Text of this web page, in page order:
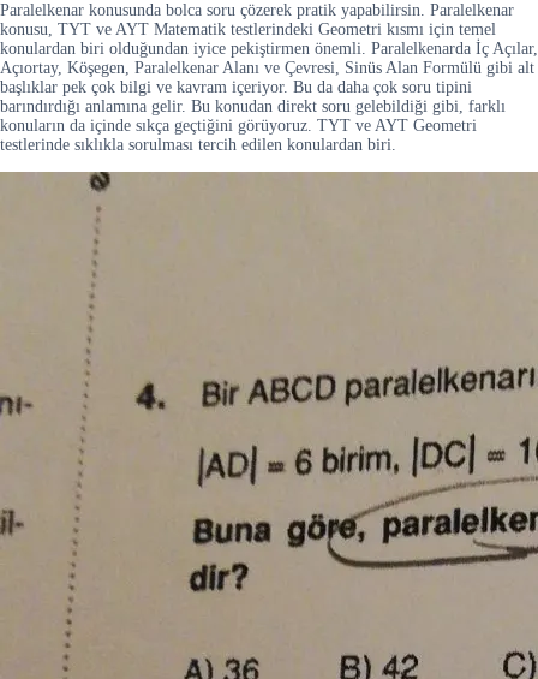
Paralelkenar konusunda bolca soru çözerek pratik yapabilirsin. Paralelkenar
konusu, TYT ve AYT Matematik testlerindeki Geometri kısmı için temel
konulardan biri olduğundan iyice pekiştirmen önemli. Paralelkenarda İç Açılar,
Açıortay, Köşegen, Paralelkenar Alanı ve Çevresi, Sinüs Alan Formülü gibi alt
başlıklar pek çok bilgi ve kavram içeriyor. Bu da daha çok soru tipini
barındırdığı anlamına gelir. Bu konudan direkt soru gelebildiği gibi, farklı
konuların da içinde sıkça geçtiğini görüyoruz. TYT ve AYT Geometri
testlerinde sıklıkla sorulması tercih edilen konulardan biri.